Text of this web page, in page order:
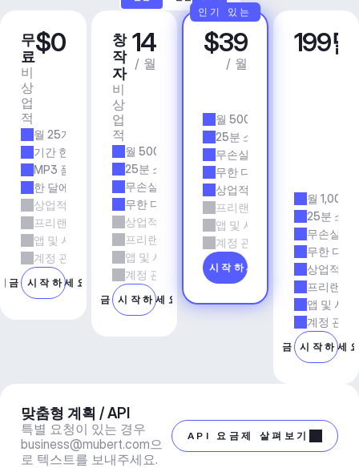
무
료
비
상
업
적
$0
월 25개 트랙
기간 한정
MP3 품질
한 달에 5회 다운로드
상업적 사용
프리랜서 및 에이전시 업무
앱 및 서비스
계정 관리자 지원
금 시작하세요
창
작
자
비
상
업
적
14
/ 월
월 500개 트랙
25분 소요 시간
무손실 품질
무한 다운로드
상업적 사용
프리랜서 및 에이전시 업무
앱 및 서비스
계정 관리자 지원
지금 시작하세요
프
로
$39
/ 월
월 500개 트랙
25분 소요 시간
무손실 품질
무한 다운로드
상업적 사용
프리랜서 및 에이전시 업무
앱 및 서비스
계정 관리자 지원
지금 시작하세요
인기 있는
비
즈
199
월 1,000
25분 소요
무손실 품
무한 다운
상업적 사
프리랜서
앱 및 서비
계정 관리
지금 시작하세
맞춤형 계획 / API
business@mubert.com으
로 텍스트를 보내주세요.
API 요금제 살펴보기